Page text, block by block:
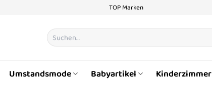
TOP Marken
Suchen
nach:
Umstandsmode Babyartikel Kinderzimmer